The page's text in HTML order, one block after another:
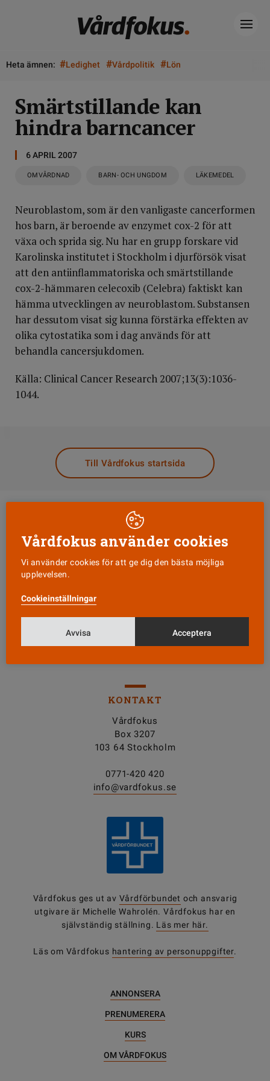
Heta ämnen: #Ledighet #Vårdpolitik #Lön
Smärtstillande kan
hindra barncancer
6 APRIL 2007
OMVÅRDNAD BARN- OCH UNGDOM LÄKEMEDEL
Neuroblastom, som är den vanligaste cancerformen
hos barn, är beroende av enzymet cox-2 för att
växa och sprida sig. Nu har en grupp forskare vid
Karolinska institutet i Stockholm i djurförsök visat
att den antiinflammatoriska och smärtstillande
cox-2-hämmaren celecoxib (Celebra) faktiskt kan
hämma utvecklingen av neuroblastom. Substansen
har dessutom visat sig kunna förstärka effekten av
olika cytostatika som i dag används för att
behandla cancersjukdomen.
Källa: Clinical Cancer Research 2007;13(3):1036-
1044.
Till Vårdfokus startsida
Tipsa oss!
KONTAKT
Vårdfokus
Box 3207
103 64 Stockholm
0771-420 420
info@vardfokus.se
Vårdfokus ges ut av Vårdförbundet och ansvarig
utgivare är Michelle Wahrolén. Vårdfokus har en
självständig ställning. Läs mer här.
Läs om Vårdfokus hantering av personuppgifter.
ANNONSERA
PRENUMERERA
KURS
OM VÅRDFOKUS
Vårdfokus använder cookies
Vi använder cookies för att ge dig den bästa möjliga
upplevelsen.
Cookieinställningar
Avvisa Acceptera